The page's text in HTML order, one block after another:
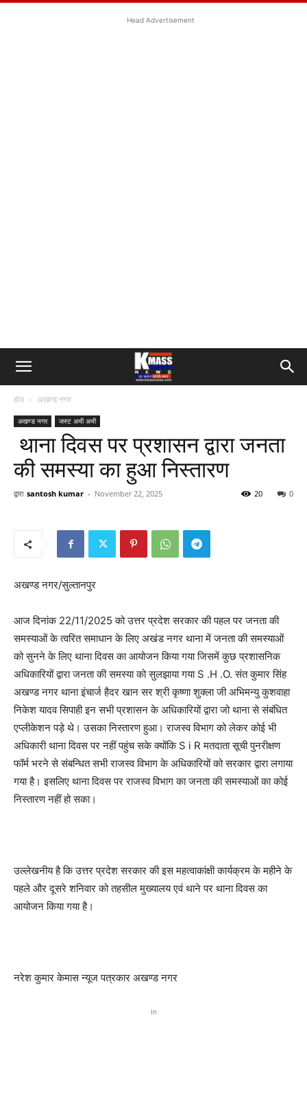
Head Advertisement
होम अखण्ड नगर
अखण्ड नगर जस्ट अभी अभी
थाना दिवस पर प्रशासन द्वारा जनता
की समस्या का हुआ निस्तारण
द्वारा santosh kumar - November 22, 2025 0
20
अखण्ड नगर/सुल्तानपुर
आज दिनांक 22/11/2025 को उत्तर प्रदेश सरकार की पहल पर जनता की
समस्याओं के त्वरित समाधान के लिए अखंड नगर थाना में जनता की समस्याओं
को सुनने के लिए थाना दिवस का आयोजन किया गया जिसमें कुछ प्रशासनिक
अधिकारियों द्वारा जनता की समस्या को सुलझाया गया S .H .O. संत कुमार सिंह
अखण्ड नगर थाना इंचार्ज हैदर खान सर श्री कृष्णा शुक्ला जी अभिमन्यु कुशवाहा
निकेश यादव सिपाही इन सभी प्रशासन के अधिकारियों द्वारा जो थाना से संबंधित
एप्लीकेशन पड़े थे। उसका निस्तारण हुआ। राजस्व विभाग को लेकर कोई भी
अधिकारी थाना दिवस पर नहीं पहुंच सके क्योंकि S i R मतदाता सूची पुनरीक्षण
फॉर्म भरने से संबन्धित सभी राजस्व विभाग के अधिकारियों को सरकार द्वारा लगाया
गया है। इसलिए थाना दिवस पर राजस्व विभाग का जनता की समस्याओं का कोई
निस्तारण नहीं हो सका।
उल्लेखनीय है कि उत्तर प्रदेश सरकार की इस महत्वाकांक्षी कार्यक्रम के महीने के
पहले और दूसरे शनिवार को तहसील मुख्यालय एवं थाने पर थाना दिवस का
आयोजन किया गया है।
नरेश कुमार केमास न्यूज पत्रकार अखण्ड नगर
In